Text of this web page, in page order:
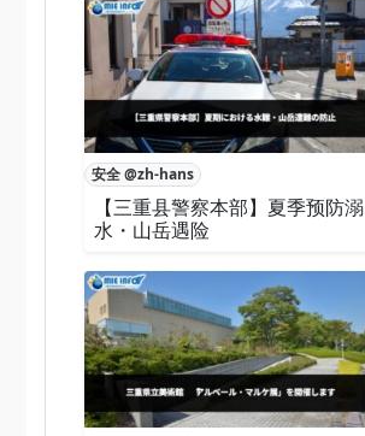
安全 @zh-hans
【三重县警察本部】夏季预防溺
水・山岳遇险